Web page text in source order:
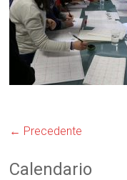
← Precedente
Calendario